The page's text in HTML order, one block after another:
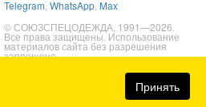
Telegram WhatsApp, Max
© СОЮЗСПЕЦОДЕЖДА, 1991—2026.
Все права защищены. Использование
материалов сайта без разрешения
запрещено.
Принять